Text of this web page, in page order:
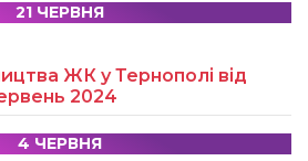
21 ЧЕРВНЯ
ЖК у Тернополі від
2024
4 ЧЕРВНЯ